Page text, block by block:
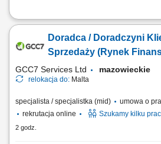
Zawieszanie oraz ściąganie różnorodnych
w tym szlifowania oraz polerowania
bieżących zadań pomocniczych na terenie
Doradca / Doradczyni
Sprzedaży (Rynek
GCC7 Services Ltd mazowieckie
relokacja do: Malta
specjalista / specjalistka (mid) umowa o
rekrutacja online
Szukamy kilku
2 godz.